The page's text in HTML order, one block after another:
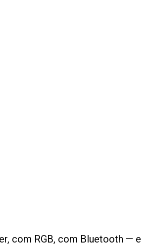
com RGB, com Bluetooth — e